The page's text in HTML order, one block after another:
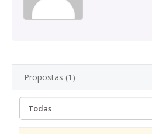
Propostas (1)